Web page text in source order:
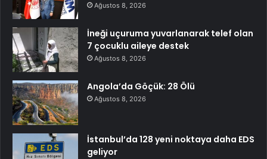
Ağustos 8, 2026
İneği uçuruma yuvarlanarak telef olan
7 çocuklu aileye destek
Ağustos 8, 2026
Angola’da Göçük: 28 Ölü
Ağustos 8, 2026
İstanbul’da 128 yeni noktaya daha EDS
geliyor